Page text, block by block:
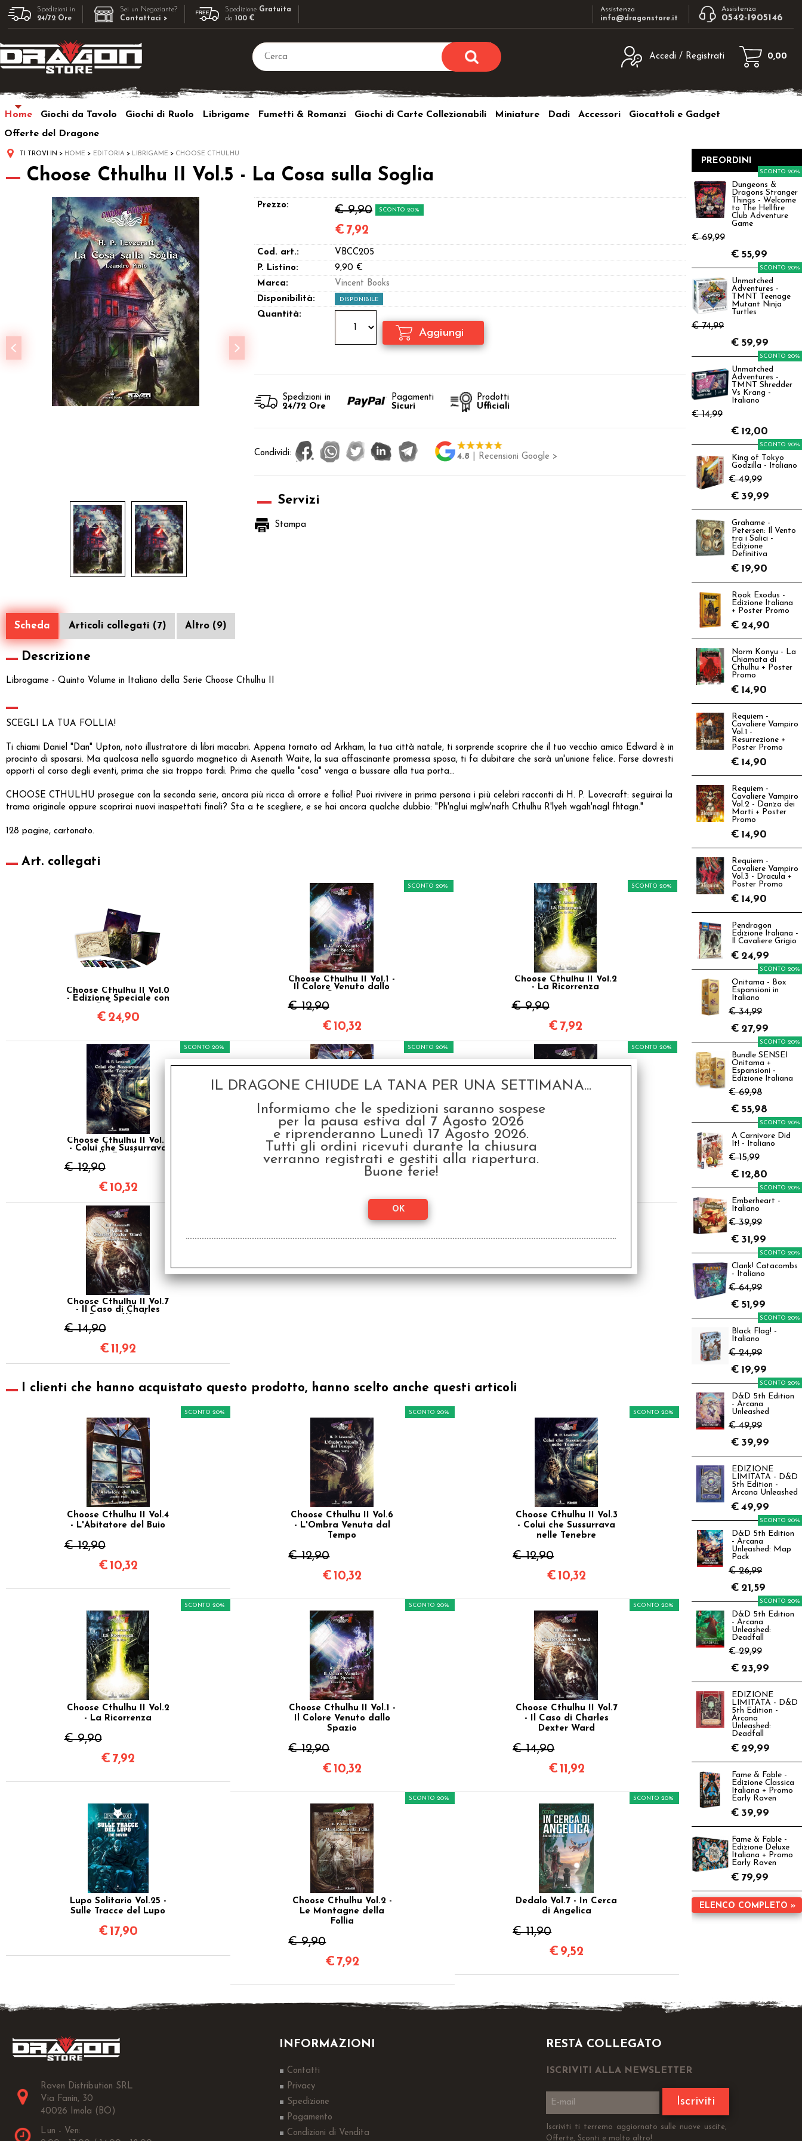
Spedizioni in
24/72 Ore
Sei un Negoziante?
Contattaci >
Spedizione Gratuita
da100 €
Assistenza
info@dragonstore.it
Assistenza
0542-1905146
Accedi / Registrati
utente e la password e poi clicca sul
Hai perso la password?
sito clicca sul pulsante "Registrati"
0,00
Home Giochi da Tavolo Giochi di Ruolo Librigame Fumetti & Romanzi Giochi di Carte Collezionabili Miniature Dadi Accessori
Giocattoli e Gadget
Offerte del Dragone
TI TROVI IN HOME EDITORIA LIBRIGAME CHOOSE CTHULHU
Choose Cthulhu II Vol.5 - La Cosa sulla Soglia
Prezzo: € 9,90 SCONTO 20%
€ 7,92
Cod. art.:
VBCC205
P. Listino:
9,90 €
Marca:
Vincent Books
Disponibilità:
DISPONIBILE
Quantità:
Spedizioni in
24/72 Ore
Pagamenti
Sicuri
Prodotti
Ufficiali
Condividi: 4.8 | Recensioni Google >
Servizi
Stampa
Scheda Articoli collegati (7) Altro (9)
Descrizione
Librogame - Quinto Volume in Italiano della Serie Choose Cthulhu II
SCEGLI LA TUA FOLLIA!
Ti chiami Daniel "Dan" Upton, noto illustratore di libri macabri. Appena tornato ad Arkham, la tua città natale, ti sorprende scoprire che il tuo vecchio amico Edward è in
procinto di sposarsi. Ma qualcosa nello sguardo magnetico di Asenath Waite, la sua affascinante promessa sposa, ti fa dubitare che sarà un'unione felice. Forse dovresti
opporti al corso degli eventi, prima che sia troppo tardi. Prima che quella "cosa" venga a bussare alla tua porta...
CHOOSE CTHULHU prosegue con la seconda serie, ancora più ricca di orrore e follia! Puoi rivivere in prima persona i più celebri racconti di H. P. Lovecraft: seguirai la
trama originale oppure scoprirai nuovi inaspettati finali? Sta a te scegliere, e se hai ancora qualche dubbio: "Ph'nglui mglw'nafh Cthulhu R'lyeh wgah'nagl fhtagn."
128 pagine, cartonato.
Art. collegati
Choose Cthulhu II Vol.0
- Edizione Speciale con
€ 24,90
Choose Cthulhu II Vol.1 -
Il Colore Venuto dallo
€ 12,90
SCONTO 20%
€ 10,32
Choose Cthulhu II Vol.2
- La Ricorrenza
€ 9,90
SCONTO 20%
€ 7,92
Choose Cthulhu II Vol.3
- Colui che Sussurrava
€ 12,90
SCONTO 20%
€ 10,32
Choose Cthulhu II Vol.4
- L'Abitatore del Buio
€ 12,90
SCONTO 20%
Choose Cthulhu II Vol.6
- L'Ombra Venuta dal
€ 12,90
SCONTO 20%
Choose Cthulhu II Vol.7
- Il Caso di Charles
€ 14,90
€ 11,92
I clienti che hanno acquistato questo prodotto, hanno scelto anche questi articoli
Choose Cthulhu II Vol.4
- L'Abitatore del Buio
€ 12,90
SCONTO 20%
€ 10,32
Choose Cthulhu II Vol.6
- L'Ombra Venuta dal
Tempo
€ 12,90
SCONTO 20%
€ 10,32
Choose Cthulhu II Vol.3
- Colui che Sussurrava
nelle Tenebre
€ 12,90
SCONTO 20%
€ 10,32
Choose Cthulhu II Vol.2
- La Ricorrenza
€ 9,90
SCONTO 20%
€ 7,92
Choose Cthulhu II Vol.1 -
Il Colore Venuto dallo
Spazio
€ 12,90
SCONTO 20%
€ 10,32
Choose Cthulhu II Vol.7
- Il Caso di Charles
Dexter Ward
€ 14,90
SCONTO 20%
€ 11,92
Lupo Solitario Vol.25 -
Sulle Tracce del Lupo
€ 17,90
Choose Cthulhu Vol.2 -
Le Montagne della
Follia
€ 9,90
SCONTO 20%
€ 7,92
Dedalo Vol.7 - In Cerca
di Angelica
€ 11,90
SCONTO 20%
€ 9,52
PREORDINI
Dungeons &
Dragons Stranger
Things - Welcome
to The Hellfire
Club Adventure
Game
€ 69,99
SCONTO 20%
€ 55,99
Unmatched
Adventures -
TMNT Teenage
Mutant Ninja
Turtles
€ 74,99
SCONTO 20%
€ 59,99
Unmatched
Adventures -
TMNT Shredder
Vs Krang -
Italiano
€ 14,99
SCONTO 20%
€ 12,00
King of Tokyo
Godzilla - Italiano
€ 49,99
SCONTO 20%
€ 39,99
Grahame -
Petersen: Il Vento
tra i Salici -
Edizione
Definitiva
€ 19,90
Rook Exodus -
Edizione Italiana
+ Poster Promo
€ 24,90
Norm Konyu - La
Chiamata di
Cthulhu + Poster
Promo
€ 14,90
Requiem -
Cavaliere Vampiro
Vol.1 -
Resurrezione +
Poster Promo
€ 14,90
Requiem -
Cavaliere Vampiro
Vol.2 - Danza dei
Morti + Poster
Promo
€ 14,90
Requiem -
Cavaliere Vampiro
Vol.3 - Dracula +
Poster Promo
€ 14,90
Pendragon
Edizione Italiana -
Il Cavaliere Grigio
€ 24,99
Onitama - Box
Espansioni in
Italiano
€ 34,99
SCONTO 20%
€ 27,99
Bundle SENSEI
Onitama +
Espansioni -
Edizione Italiana
€ 69,98
SCONTO 20%
€ 55,98
A Carnivore Did
It! - Italiano
€ 15,99
SCONTO 20%
€ 12,80
Emberheart -
Italiano
€ 39,99
SCONTO 20%
€ 31,99
Clank! Catacombs
- Italiano
€ 64,99
SCONTO 20%
€ 51,99
Black Flag! -
Italiano
€ 24,99
SCONTO 20%
€ 19,99
D&D 5th Edition
- Arcana
Unleashed
€ 49,99
SCONTO 20%
€ 39,99
EDIZIONE
LIMITATA - D&D
5th Edition -
Arcana Unleashed
€ 49,99
D&D 5th Edition
- Arcana
Unleashed: Map
Pack
€ 26,99
SCONTO 20%
€ 21,59
D&D 5th Edition
- Arcana
Unleashed:
Deadfall
€ 29,99
SCONTO 20%
€ 23,99
EDIZIONE
LIMITATA - D&D
5th Edition -
Arcana
Unleashed:
Deadfall
€ 29,99
Fame & Fable -
Edizione Classica
Italiana + Promo
Early Raven
€ 39,99
Fame & Fable -
Edizione Deluxe
Italiana + Promo
Early Raven
€ 79,99
ELENCO COMPLETO »
Raven Distribution SRL
Via Fanin, 30
40026 Imola (BO)
Lun - Ven:
INFORMAZIONI
Contatti
Privacy
Spedizione
Pagamento
Condizioni di Vendita
RESTA COLLEGATO
ISCRIVITI ALLA NEWSLETTER
Iscriviti
Iscriviti ti terremo aggiornato sulle nuove uscite,
Offerte, Sconti e molto altro!
IL DRAGONE CHIUDE LA TANA PER UNA SETTIMANA...
Informiamo che le spedizioni saranno sospese
per la pausa estiva dal 7 Agosto 2026
e riprenderanno Lunedì 17 Agosto 2026.
Tutti gli ordini ricevuti durante la chiusura
verranno registrati e gestiti alla riapertura.
Buone ferie!